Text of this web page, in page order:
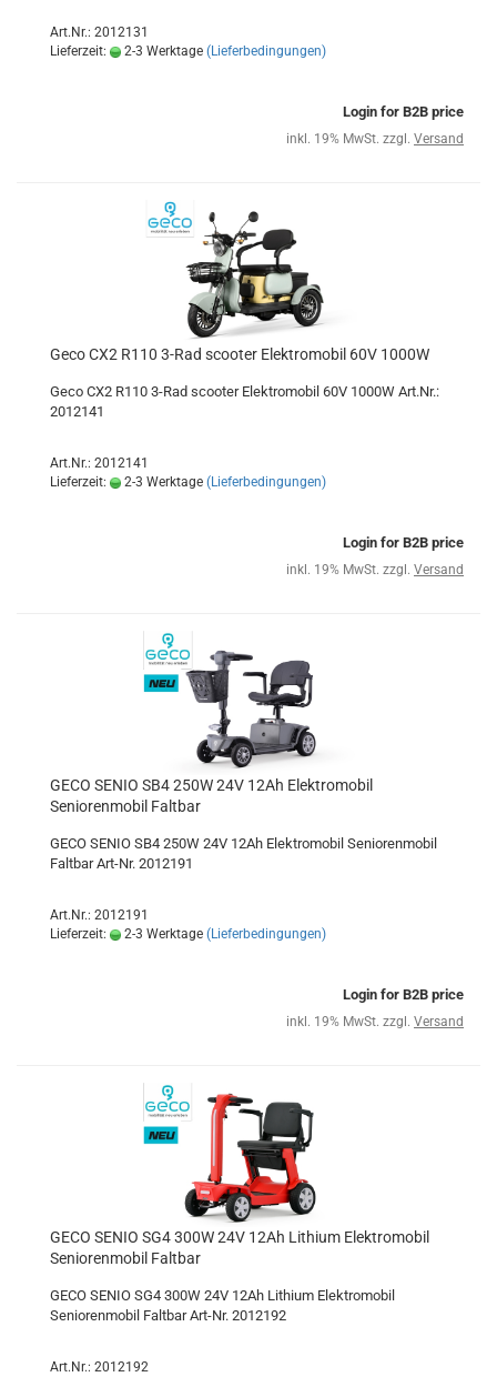
Art.Nr.: 2012131
Lieferzeit:
2-3 Werktage (Lieferbedingungen)
Login for B2B price
inkl. 19% MwSt. zzgl. Versand
Geco CX2 R110 3-Rad scooter Elektromobil 60V 1000W
Geco CX2 R110 3-Rad scooter Elektromobil 60V 1000W Art.Nr.:
2012141
Art.Nr.: 2012141
Lieferzeit:
2-3 Werktage (Lieferbedingungen)
Login for B2B price
inkl. 19% MwSt. zzgl. Versand
GECO SENIO SB4 250W 24V 12Ah Elektromobil
Seniorenmobil Faltbar
GECO SENIO SB4 250W 24V 12Ah Elektromobil Seniorenmobil
Faltbar Art-Nr. 2012191
Art.Nr.: 2012191
Lieferzeit:
2-3 Werktage (Lieferbedingungen)
Login for B2B price
inkl. 19% MwSt. zzgl. Versand
GECO SENIO SG4 300W 24V 12Ah Lithium Elektromobil
Seniorenmobil Faltbar
GECO SENIO SG4 300W 24V 12Ah Lithium Elektromobil
Seniorenmobil Faltbar Art-Nr. 2012192
Art.Nr.: 2012192